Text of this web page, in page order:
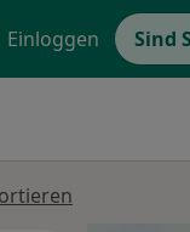
Einloggen Sind